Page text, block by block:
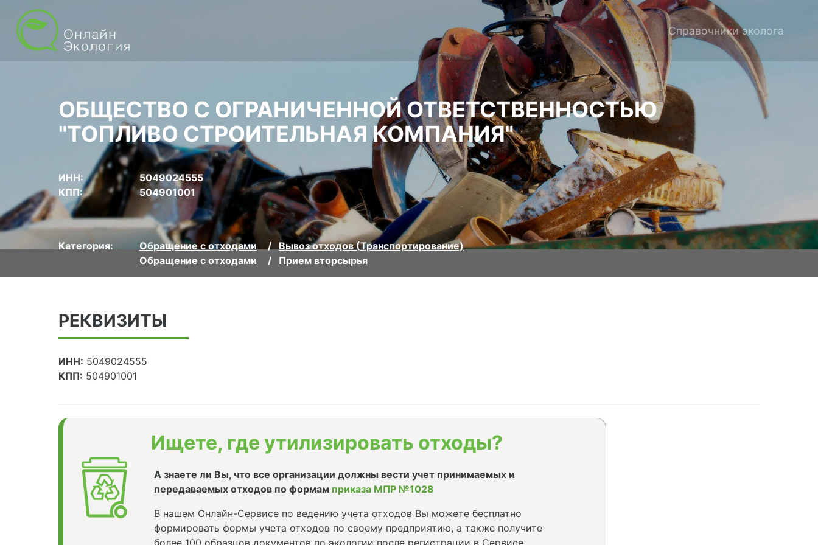
Справочники эколога
ОБЩЕСТВО С ОГРАНИЧЕННОЙ ОТВЕТСТВЕННОСТЬЮ
"ТОПЛИВО СТРОИТЕЛЬНАЯ КОМПАНИЯ"
ИНН:
5049024555
КПП:
504901001
Категория: Обращение с отходами
Вывоз отходов (Транспортирование)
Обращение с отходами
Прием вторсырья
РЕКВИЗИТЫ
ИНН: 5049024555
КПП: 504901001
Ищете, где утилизировать отходы?
А знаете ли Вы, что все организации должны вести учет принимаемых и
передаваемых отходов по формам приказа МПР №1028
В нашем Онлайн-Сервисе по ведению учета отходов Вы можете бесплатно
формировать формы учета отходов по своему предприятию, а также получите
более 100 образцов документов по экологии после регистрации в Сервисе.